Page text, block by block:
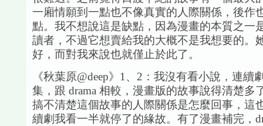
一廂情願到一點也不像真實的人際關係，後作
點。我不想說這是缺點，因為漫畫的本質之一
讀者，不過它想賣給我的大概不是我想要的。
好，而對我來說也就僅止於此了。
《秋葉原@deep》1、2：我沒有看小說，連續
集，跟 drama 相較，漫畫版的故事說得清楚多
搞不清楚這個故事的人際關係是怎麼回事，這
續劇我看一半就停了的緣故。有了漫畫補完，